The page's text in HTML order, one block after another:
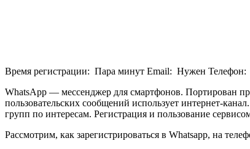
Время регистрации: Пара минут Email: Нужен
WhatsApp — мессенджер для смартфонов. Портирован
пользовательских сообщений использует интернет-
групп по интересам. Регистрация и пользование
Рассмотрим, как зарегистрироваться в Whatsapp, на